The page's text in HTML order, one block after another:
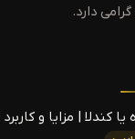
دارد.
کندلا | مزایا و